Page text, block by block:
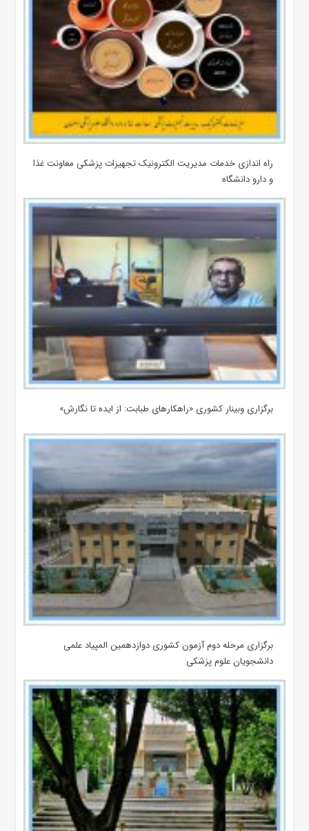
راه اندازی خدمات مدیریت الکترونیک تجهیزات پزشکی معاونت غذا
و دارو دانشگاه
برگزاری وبینار کشوری «راهکارهای طبابت: از ایده تا نگارش»
برگزاری مرحله دوم آزمون کشوری دوازدهمین المپیاد علمی
دانشجویان علوم پزشکی